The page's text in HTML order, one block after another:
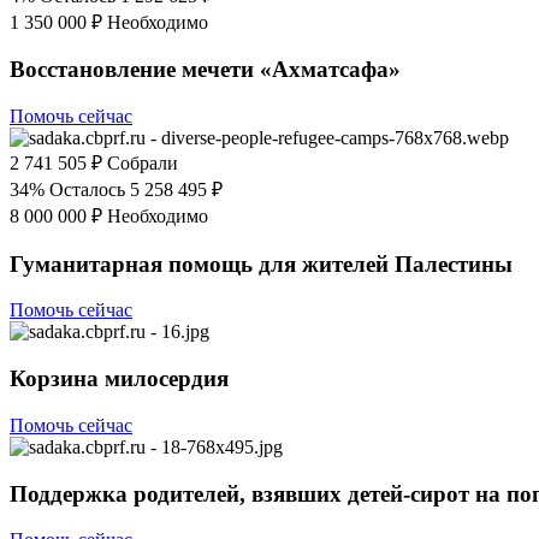
1 350 000 ₽ Необходимо
Восстановление мечети «Ахматсафа»
Помочь сейчас
2 741 505 ₽ Собрали
34% Осталось 5 258 495 ₽
8 000 000 ₽ Необходимо
Гуманитарная помощь для жителей Палестины
Помочь сейчас
Корзина милосердия
Помочь сейчас
Поддержка родителей, взявших детей-сирот на